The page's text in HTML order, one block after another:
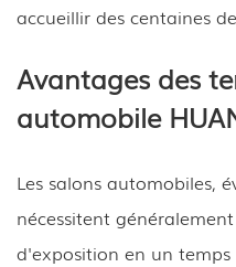
accueillir des centaines
Avantages des
automobile
Les salons automobiles,
nécessitent
d'exposition en un temps